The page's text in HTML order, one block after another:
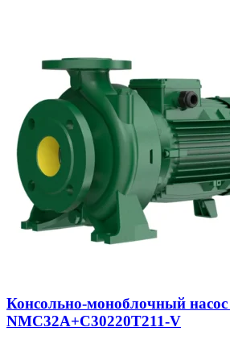
Консольно-моноблочный
NMC32A+C30220T211-V